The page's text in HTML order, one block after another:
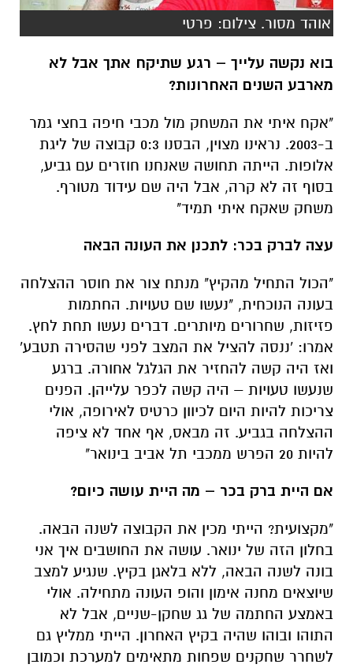
מארבע השנים האחרונות?
ב-2003. נראינו מצוין, הבסנו 0:3 קבוצה של ליגת
אלופות. הייתה תחושה שאנחנו חוזרים עם גביע,
משחק שאקח איתי תמיד"
עצה לברק בכר: לתכנן את העונה הבאה
"הכול התחיל מהקיץ" מנתח צור את חוסר ההצלחה
פזיזות, שחרורים מיותרים. דברים נעשו תחת לחץ.
ואז היה קשה להחזיר את הגלגל אחורה. ברגע
שנעשו טעויות – היה קשה לכפר עלייהן. הפנים
צריכות להיות היום לכיוון כרטיס לאירופה, אולי
ההצלחה בגביע. זה מבאס, אף אחד לא ציפה
להיות 20 הפרש ממכבי תל אביב בינואר"
אם היית ברק בכר – מה היית עושה כיום?
"מקצועית? הייתי מכין את הקבוצה לשנה הבאה.
בונה לשנה הבאה, ללא בלאגן בקיץ. שנגיע למצב
באמצע החתמה של גג שחקן-שניים, אבל לא
התוהו ובוהו שהיה בקיץ האחרון. הייתי ממליץ גם
לשחרר שחקנים שפחות מתאימים למערכת וכמובן
ללכת על הגביע בכול הכוח. ביום שלישי יש לנו
משחק מאוד חשוב, כי הפסד יכול באמת לגמור את
העונה הזאת"